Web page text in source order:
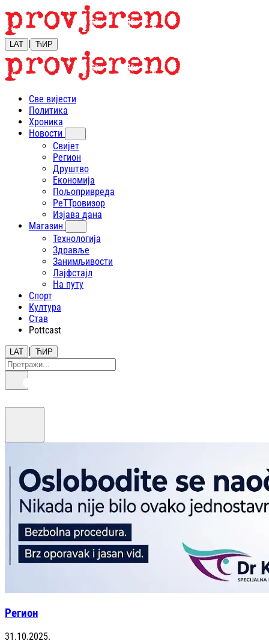
LAT | ЋИР
Све вијести
Политика
Хроника
Новости
Свијет
Регион
Друштво
Економија
Пољопривреда
РеТТровизор
Изјава дана
Магазин
Технологија
Здравље
Занимљивости
Лајфстajл
На путу
Спорт
Култура
Став
Pottcast
LAT | ЋИР
Регион
31.10.2025.